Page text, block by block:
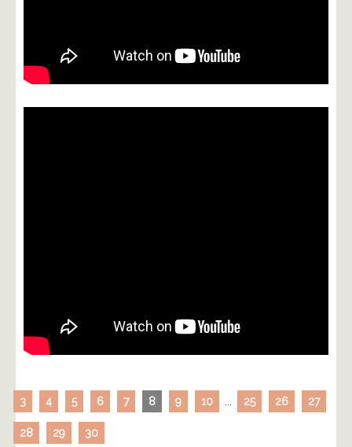
3 4 5 6 7 8 9 10 25 26 27
28 29 30